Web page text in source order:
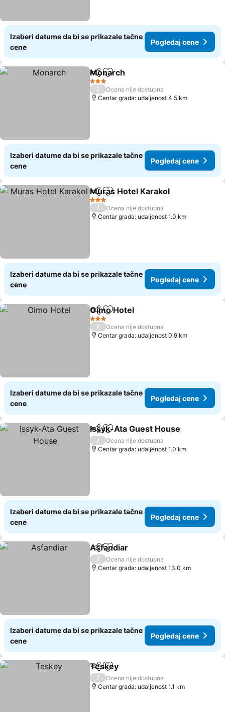
Izaberi datume da bi se prikazale tačne
cene
Pogledaj cene
Deli Dodati u favorite
Monarch
3 Zvezdice
/
Ocena nije dostupna
Centar grada: udaljenost 4.5 km
Izaberi datume da bi se prikazale tačne
cene
Pogledaj cene
Deli Dodati u favorite
Muras Hotel Karakol
3 Zvezdice
/
Ocena nije dostupna
Centar grada: udaljenost 1.0 km
Izaberi datume da bi se prikazale tačne
cene
Pogledaj cene
Deli Dodati u favorite
Oimo Hotel
3 Zvezdice
/
Ocena nije dostupna
Centar grada: udaljenost 0.9 km
Izaberi datume da bi se prikazale tačne
cene
Pogledaj cene
Deli Dodati u favorite
Issyk-Ata Guest House
/
Ocena nije dostupna
Centar grada: udaljenost 1.0 km
Izaberi datume da bi se prikazale tačne
cene
Pogledaj cene
Deli Dodati u favorite
Asfandiar
/
Ocena nije dostupna
Centar grada: udaljenost 13.0 km
Izaberi datume da bi se prikazale tačne
cene
Pogledaj cene
Deli Dodati u favorite
Teskey
/
Ocena nije dostupna
Centar grada: udaljenost 1.1 km